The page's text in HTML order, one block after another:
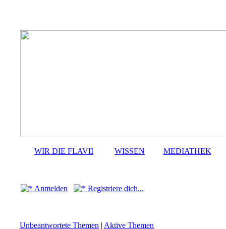
WIR DIE FLAVII WISSEN MEDIATHEK
Anmelden Registriere dich...
Unbeantwortete Themen | Aktive Themen